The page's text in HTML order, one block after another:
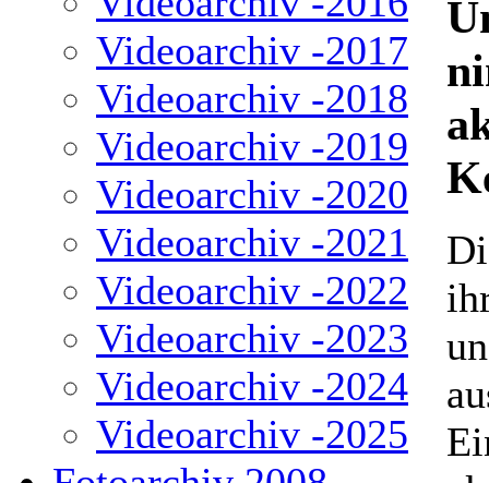
Videoarchiv -2017
Videoarchiv -2018
Videoarchiv -2019
Videoarchiv -2020
Videoarchiv -2021
Videoarchiv -2022
Videoarchiv -2023
Videoarchiv -2024
Videoarchiv -2025